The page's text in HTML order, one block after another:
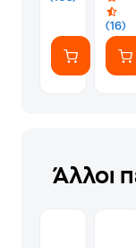
(16)
Άλλοι